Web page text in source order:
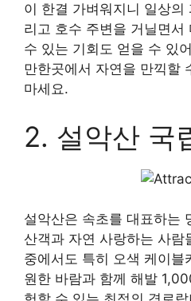
이 한결 가벼워지니 일상의
리고 호수 주변을 거닐면서
수 있는 기회도 얻을 수 있
만한곳에서 자연을 만끽할
마세요.
2. 설악산 국
설악산은 속초를 대표하는
산객과 자연 사랑하는 사람
중에서도 특히 오색 케이블
원한 바람과 함께 해발